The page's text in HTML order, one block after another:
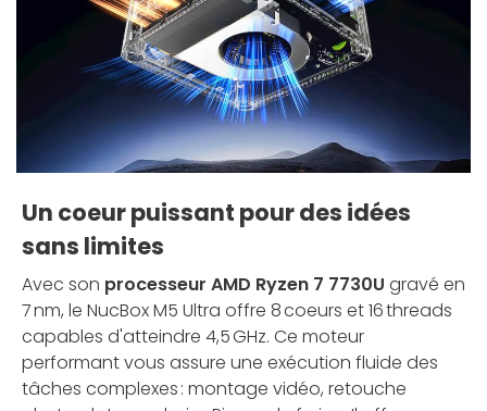
Un coeur puissant pour des idées
sans limites
Avec son processeur AMD Ryzen 7 7730U gravé en
7 nm, le NucBox M5 Ultra offre 8 coeurs et 16 threads
capables d'atteindre 4,5 GHz. Ce moteur
performant vous assure une exécution fluide des
tâches complexes : montage vidéo, retouche